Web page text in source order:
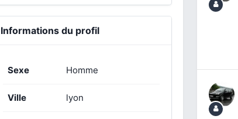
Informations du profil
Sexe Homme
Ville lyon